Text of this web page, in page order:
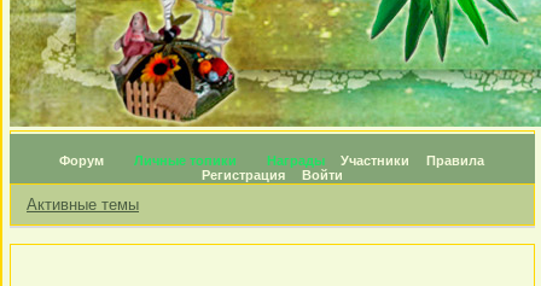
Форум Личные топики Награды Участники
Правила
Регистрация
Войти
Активные темы